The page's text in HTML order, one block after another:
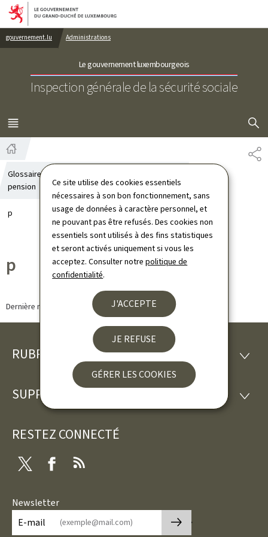
Ce site utilise des cookies essentiels
nécessaires à son bon fonctionnement, sans
usage de données à caractère personnel, et
ne pouvant pas être refusés. Des cookies non
essentiels sont utilisés à des fins statistiques
et seront activés uniquement si vous les
acceptez. Consulter notrepolitique de
confidentialité.
J'ACCEPTE
JE REFUSE
GÉRER LES COOKIES
Aller au menu principal
Aller au contenu
gouvernement.lu Administrations
Le gouvernement luxembourgeois
Inspection générale de la sécurité sociale
MENU
PRINCIPAL
Glossaire sur les régimes complémentaires de
pension
p
p
Dernière modification le 25.09.2024
Pied
page
RUBRIQUES
SUPPORT
RESTEZ CONNECTÉ
Twitter Facebook
Newsletter
E-mail
🡒